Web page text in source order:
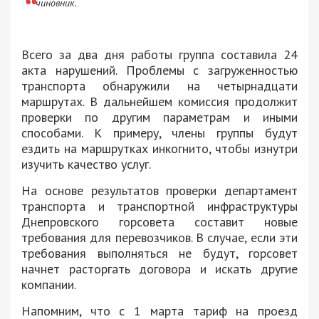
чиновник.
Всего за два дня работы группа составила 24
акта нарушений. Проблемы с загруженностью
транспорта обнаружили на четырнадцати
маршрутах. В дальнейшем комиссия продолжит
проверки по другим параметрам и иными
способами. К примеру, члены группы будут
ездить на маршрутках инкогнито, чтобы изнутри
изучить качество услуг.
На основе результатов проверки департамент
транспорта и транспортной инфраструктуры
Днепровского горсовета составит новые
требования для перевозчиков. В случае, если эти
требования выполняться не будут, горсовет
начнет расторгать договора и искать другие
компании.
Напомним, что с 1 марта тариф на проезд